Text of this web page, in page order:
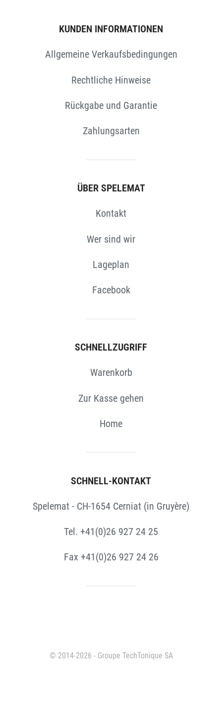
KUNDEN INFORMATIONEN
Allgemeine Verkaufsbedingungen
Rechtliche Hinweise
Rückgabe und Garantie
Zahlungsarten
ÜBER SPELEMAT
Kontakt
Wer sind wir
Lageplan
Facebook
SCHNELLZUGRIFF
Warenkorb
Zur Kasse gehen
Home
SCHNELL-KONTAKT
Spelemat - CH-1654 Cerniat (in Gruyère)
Tel. +41(0)26 927 24 25
Fax +41(0)26 927 24 26
© 2014-2026 - Groupe TechTonique SA